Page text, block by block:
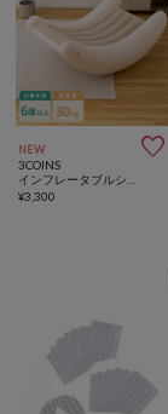
NEW 
3COINS
¥3,300